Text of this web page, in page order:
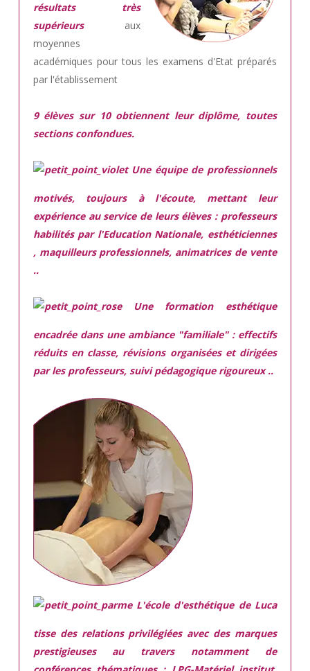
résultats très
supérieurs aux
moyennes
académiques pour tous les examens d'Etat préparés
par l'établissement
9 élèves sur 10 obtiennent leur diplôme, toutes
sections confondues.
Une équipe de professionnels
motivés,toujours à l'écoute, mettant leur
expérience au service de leurs élèves : professeurs
habilités par l'Education Nationale, esthéticiennes
, maquilleurs professionnels, animatrices de vente
..
Une formation esthétique
encadrée dans une ambiance "familiale" : effectifs
réduits en classe, révisions organisées et dirigées
par les professeurs, suivi pédagogique rigoureux ..
L'école d'esthétique de Luca
tisse des relations privilégiées avec des marques
prestigieuses au travers notamment de